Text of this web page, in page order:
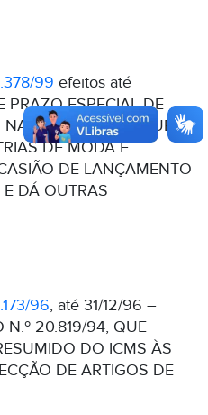
99 efeitos até
ESPECIAL DE
CONDIÇÕES QUE
DE MODA E
DE LANÇAMENTO
DÁ OUTRAS
96, até 31/12/96 –
N.º 20.819/94, QUE
DO ICMS ÀS
DE ARTIGOS DE